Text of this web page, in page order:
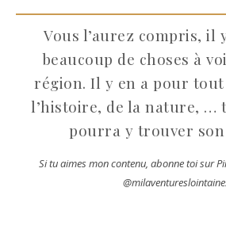
Vous l’aurez compris, il
beaucoup de choses à
région. Il y en a pour tout
l’histoire, de la nature, …
pourra y trouver son
Si tu aimes mon contenu, abonne toi sur